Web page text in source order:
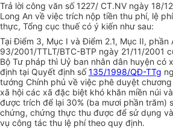
Trả lời công văn số 1227/ CT.NV ngày 18/
Long An về việc trích nộp tiền thu phí, lệ
thực, Tổng cục thuế có ý kiến như sau:
Tại Điểm 3, Mục I và Điểm 2.1, Mục II,
93/2001/TTLT/BTC-BTP ngày 21/11/2001
Bộ Tư pháp thì Uỷ ban nhân dân huyện có
định tại Quyết định số135/1998/QĐ-TTg
tướng Chính phủ về việc phê duyệt
xã hội các xã đặc biệt khó khăn miền núi
được trích để lại 30% (ba mươi phần trăm)
chứng, chứng thực thu được để sử dụng
vụ công tác thu lệ phí theo quy định.